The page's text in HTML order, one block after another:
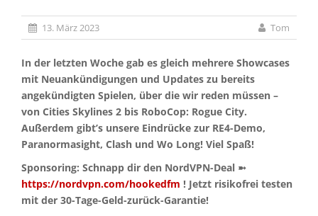
Jobs
Discord
13. März 2023 Tom
In der letzten Woche gab es gleich mehrere Showcases
mit Neuankündigungen und Updates zu bereits
angekündigten Spielen, über die wir reden müssen –
von Cities Skylines 2 bis RoboCop: Rogue City.
Außerdem gibt’s unsere Eindrücke zur RE4-Demo,
Paranormasight, Clash und Wo Long! Viel Spaß!
Sponsoring: Schnapp dir den NordVPN-Deal ➼
https://nordvpn.com/hookedfm ! Jetzt risikofrei testen
mit der 30-Tage-Geld-zurück-Garantie!